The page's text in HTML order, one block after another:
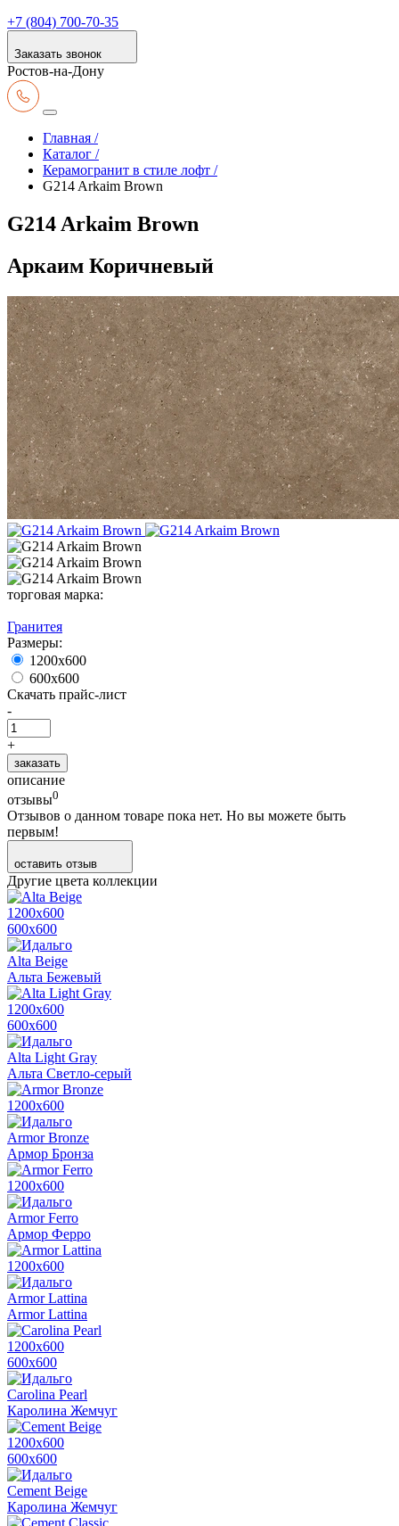
+7 (804) 700-70-35
Заказать звонок
Ростов-на-Дону
Главная /
Каталог /
Керамогранит в стиле лофт /
G214 Arkaim Brown
G214 Arkaim Brown
Аркаим Коричневый
торговая марка:
Гранитея
Размеры:
1200х600
600х600
Скачать прайс-лист
-
+
заказать
описание
отзывы0
Отзывов о данном товаре пока нет. Но вы можете быть
первым!
оставить отзыв
Другие цвета коллекции
1200х600
600х600
Alta Beige
Альта Бежевый
1200х600
600х600
Alta Light Gray
Альта Светло-серый
1200х600
Armor Bronze
Армор Бронза
1200х600
Armor Ferro
Армор Ферро
1200х600
Armor Lattina
Armor Lattina
1200х600
600х600
Carolina Pearl
Каролина Жемчуг
1200х600
600х600
Cement Beige
Каролина Жемчуг